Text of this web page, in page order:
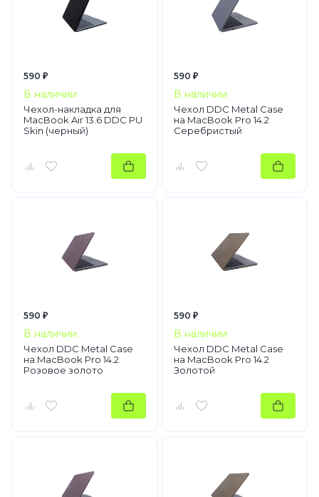
590 ₽
В наличии
Чехол-накладка для
MacBook Air 13.6 DDC PU
Skin (черный)
590 ₽
В наличии
Чехол DDC Metal Case
на MacBook Pro 14.2
Серебристый
590 ₽
В наличии
Чехол DDC Metal Case
на MacBook Pro 14.2
Розовое золото
590 ₽
В наличии
Чехол DDC Metal Case
на MacBook Pro 14.2
Золотой